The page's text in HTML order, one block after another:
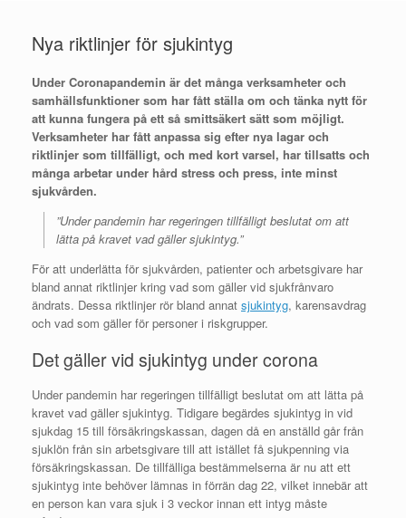
Nya riktlinjer för sjukintyg
Under Coronapandemin är det många verksamheter och
samhällsfunktioner som har fått ställa om och tänka nytt för
att kunna fungera på ett så smittsäkert sätt som möjligt.
Verksamheter har fått anpassa sig efter nya lagar och
riktlinjer som tillfälligt, och med kort varsel, har tillsatts och
många arbetar under hård stress och press, inte minst
sjukvården.
”Under pandemin har regeringen tillfälligt beslutat om att
lätta på kravet vad gäller sjukintyg.”
För att underlätta för sjukvården, patienter och arbetsgivare har
bland annat riktlinjer kring vad som gäller vid sjukfrånvaro
ändrats. Dessa riktlinjer rör bland annat sjukintyg, karensavdrag
och vad som gäller för personer i riskgrupper.
Det gäller vid sjukintyg under corona
Under pandemin har regeringen tillfälligt beslutat om att lätta på
kravet vad gäller sjukintyg. Tidigare begärdes sjukintyg in vid
sjukdag 15 till försäkringskassan, dagen då en anställd går från
sjuklön från sin arbetsgivare till att istället få sjukpenning via
försäkringskassan. De tillfälliga bestämmelserna är nu att ett
sjukintyg inte behöver lämnas in förrän dag 22, vilket innebär att
en person kan vara sjuk i 3 veckor innan ett intyg måste